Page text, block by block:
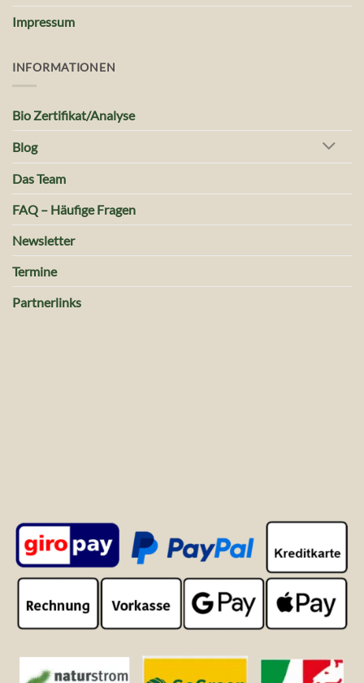
Impressum
INFORMATIONEN
Bio Zertifikat/Analyse
Blog
Das Team
FAQ – Häufige Fragen
Newsletter
Termine
Partnerlinks